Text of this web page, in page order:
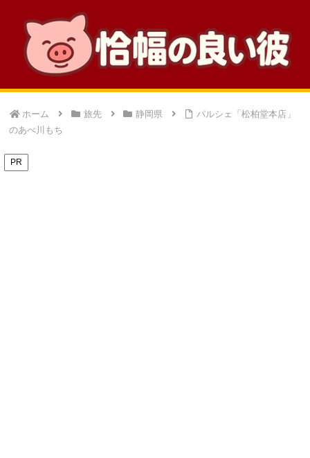
ホーム 旅先 静岡県
パルシェ「松柏堂本店」
のあべ川もち
PR